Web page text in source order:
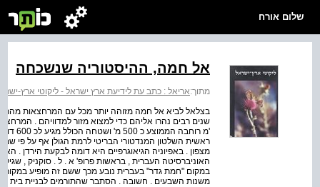
שלום אורח
אל חמה, ההיסטוריה שנשכחה
מתוך:אריאל : כתב עת לידיעת ארץ ישראל - ליקוטי ארץ-
בצלאל לביא אל חמה מזוהה יותר מכל עם המרחצאות
'מ
האוניברסיטה העברית , בראשות פרופ' א . ל . סוקניק ,
במקום "חמת גדר" בעברית נובע מכך ששם זה מופיע
משנות השבעים . חשובה . הסתבר שהתורמים לבניית בית